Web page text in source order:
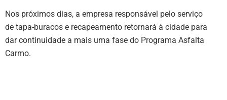
Nos próximos dias, a empresa responsável pelo serviço
de tapa-buracos e recapeamento retornará à cidade para
dar continuidade a mais uma fase do Programa Asfalta
Carmo.